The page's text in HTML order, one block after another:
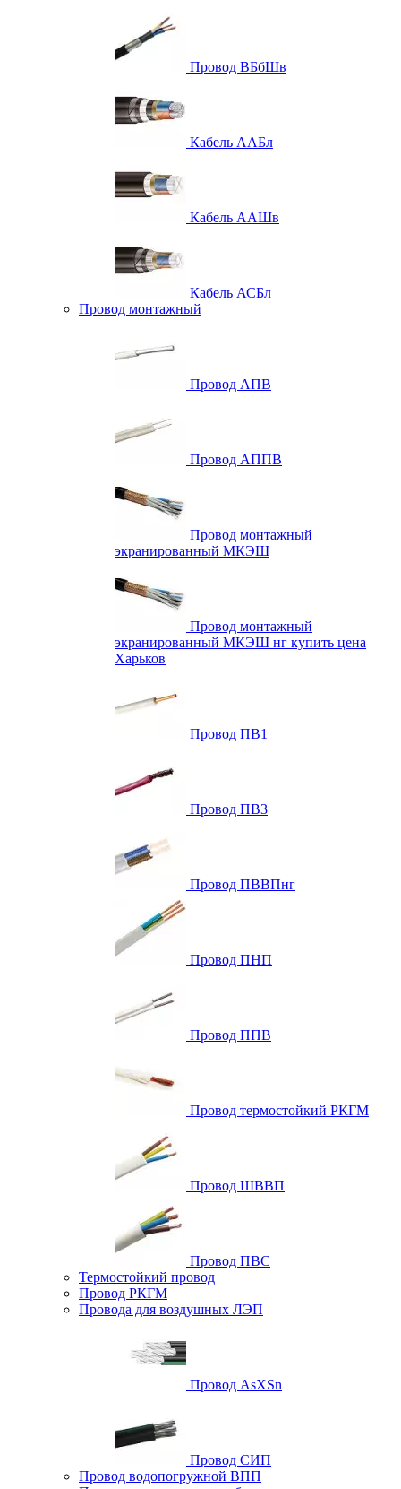
Провод ВБбШв
Кабель ААБл
Кабель ААШв
Кабель АСБл
Провод монтажный
Провод АПВ
Провод АППВ
Провод монтажный
экранированный МКЭШ
Провод монтажный
экранированный МКЭШ нг купить цена
Харьков
Провод ПВ1
Провод ПВ3
Провод ПВВПнг
Провод ПНП
Провод ППВ
Провод термостойкий РКГМ
Провод ШВВП
Провод ПВС
Термостойкий провод
Провод РКГМ
Провода для воздушных ЛЭП
Провод AsXSn
Провод СИП
Провод водопогружной ВПП